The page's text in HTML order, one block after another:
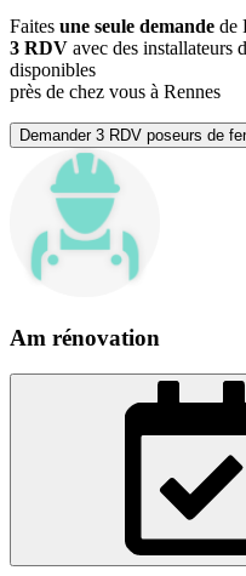
Faites une seule demande de
3 RDV avec des installateurs
disponibles
près de chez vous à Rennes
Demander 3 RDV poseurs de
Am rénovation